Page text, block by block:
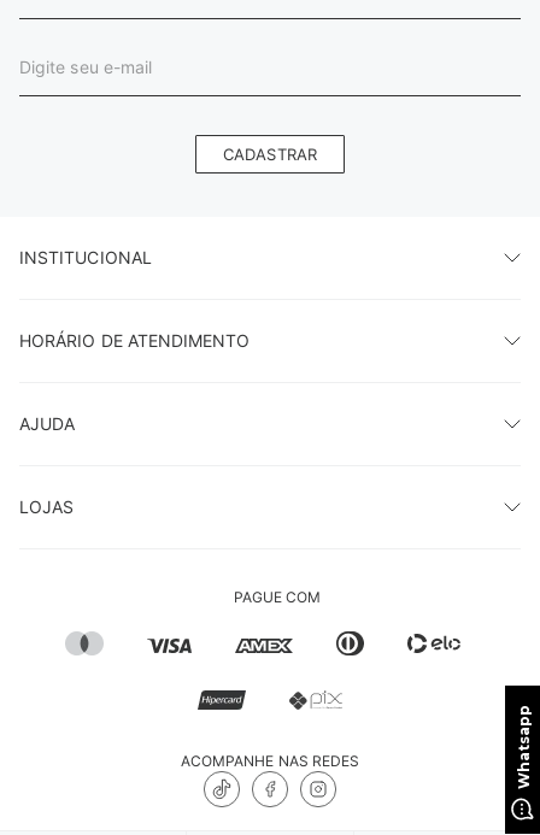
CADASTRAR
INSTITUCIONAL
HORÁRIO DE ATENDIMENTO
AJUDA
LOJAS
PAGUE COM
ACOMPANHE NAS REDES